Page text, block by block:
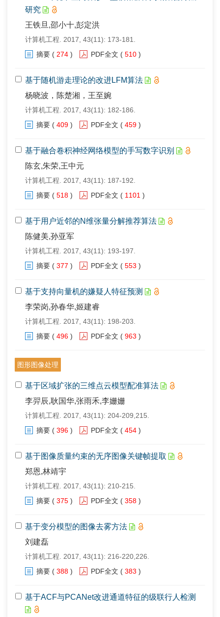
研究
王铁旦,邵小十,彭定洪
计算机工程. 2017, 43(11): 173-181.
摘要 ( 274 ) PDF全文 ( 510 )
基于随机游走理论的改进LFM算法
杨晓波，陈楚湘，王至婉
计算机工程. 2017, 43(11): 182-186.
摘要 ( 409 ) PDF全文 ( 459 )
基于融合卷积神经网络模型的手写数字识别
陈玄,朱荣,王中元
计算机工程. 2017, 43(11): 187-192.
摘要 ( 518 ) PDF全文 ( 1101 )
基于用户近邻的N维张量分解推荐算法
陈健美,孙亚军
计算机工程. 2017, 43(11): 193-197.
摘要 ( 377 ) PDF全文 ( 553 )
基于支持向量机的嫌疑人特征预测
李荣岗,孙春华,姬建睿
计算机工程. 2017, 43(11): 198-203.
摘要 ( 496 ) PDF全文 ( 963 )
图形图像处理
基于区域扩张的三维点云模型配准算法
李羿辰,耿国华,张雨禾,李姗姗
计算机工程. 2017, 43(11): 204-209,215.
摘要 ( 396 ) PDF全文 ( 454 )
基于图像质量约束的无序图像关键帧提取
郑恩,林靖宇
计算机工程. 2017, 43(11): 210-215.
摘要 ( 375 ) PDF全文 ( 358 )
基于变分模型的图像去雾方法
刘建磊
计算机工程. 2017, 43(11): 216-220,226.
摘要 ( 388 ) PDF全文 ( 383 )
基于ACF与PCANet改进通道特征的级联行人检测